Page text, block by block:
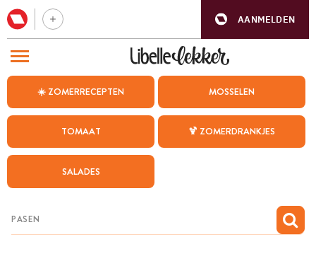
AANMELDEN
☀️ ZOMERRECEPTEN MOSSELEN
TOMAAT 🍹 ZOMERDRANKJES
SALADES
BEZOEK ONZE ANDERE WEBSITES
WEEKMENU
CHAT MET MAIA
MIJN BEWAARDE RECEPTEN